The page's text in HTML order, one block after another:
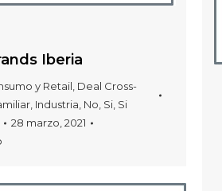
Iberia
y Retail, Deal Cross-
, Industria, No, Si, Si
28 marzo, 2021